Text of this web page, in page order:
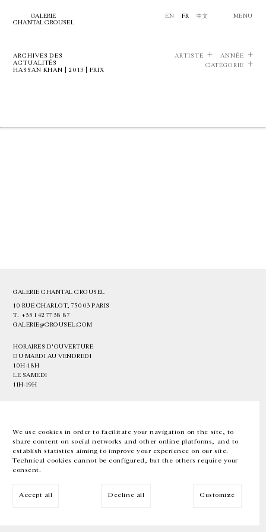
We use cookies in order to facilitate your navigation on the site, to
share content on social networks and other online platforms, and to
establish statistics aiming to improve your experience on our site.
Technical cookies cannot be configured, but the others require your
consent.
Accept all Decline all Customize
GALERIE
CHANTAL CROUSEL
EN FR 中文 MENU
ARCHIVES DES
ACTUALITÉS
HASSAN KHAN | 2013 | PRIX
ARTISTE
ANNÉE
CATÉGORIE
GALERIE CHANTAL CROUSEL
10 RUE CHARLOT, 75003 PARIS
T. +33 1 42 77 38 87
GALERIE@CROUSEL.COM
HORAIRES D'OUVERTURE
DU MARDI AU VENDREDI
10H-18H
LE SAMEDI
11H-19H
EN FR 中文 Facebook Instagram
Inscrivez-vous à notre newsletter